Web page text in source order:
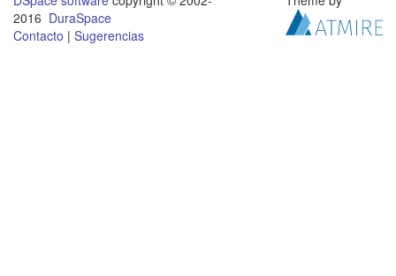
2016 DuraSpace
Contacto | Sugerencias